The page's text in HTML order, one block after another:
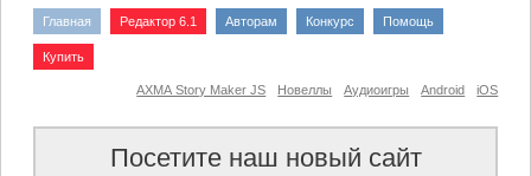
Главная Редактор 6.1 Авторам Конкурс Помощь
Купить
iOS
Android
Аудиоигры
Новеллы
AXMA Story Maker JS
Посетите наш новый сайт